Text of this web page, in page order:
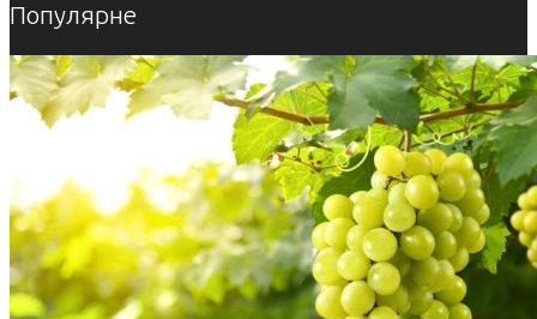
Популярне